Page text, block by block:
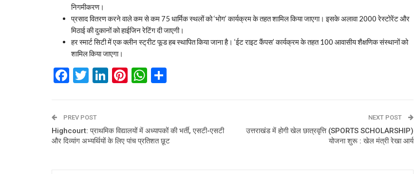
निगमीकरण।
प्रसाद वितरण करने वाले कम से कम 75 धार्मिक स्थलों को ‘भोग’ कार्यक्रम के तहत शामिल किया जाएगा। इसके अलावा 2000 रेस्टोरेंट और
मिठाई की दुकानों को हाईजिन रेटिंग दी जाएगी।
हर स्मार्ट सिटी में एक क्लीन स्ट्रीट फूड हब स्थापित किया जाना है। ‘ईट राइट कैंपस’ कार्यक्रम के तहत 100 आवासीय शैक्षणिक संस्थानों को
शामिल किया जाएगा।
Facebook
Twitter
LinkedIn
Pinterest
WhatsApp
PREV POST
Highcourt: प्राथमिक विद्यालयों में अध्यापकों की भर्ती, एसटी-एसटी
और दिव्यांग अभ्यर्थियों के लिए पांच प्रतिशत छूट
NEXT POST
उत्तराखंड में होगी खेल छात्रवृत्ति (SPORTS SCHOLARSHIP)
योजना शुरू : खेल मंत्री रेखा आर्य